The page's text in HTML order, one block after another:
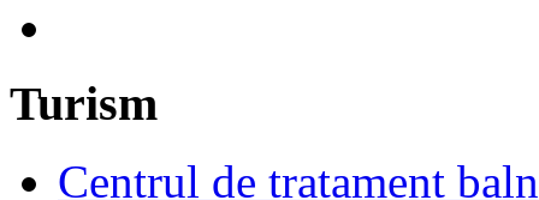
Turism
Centrul de tratament